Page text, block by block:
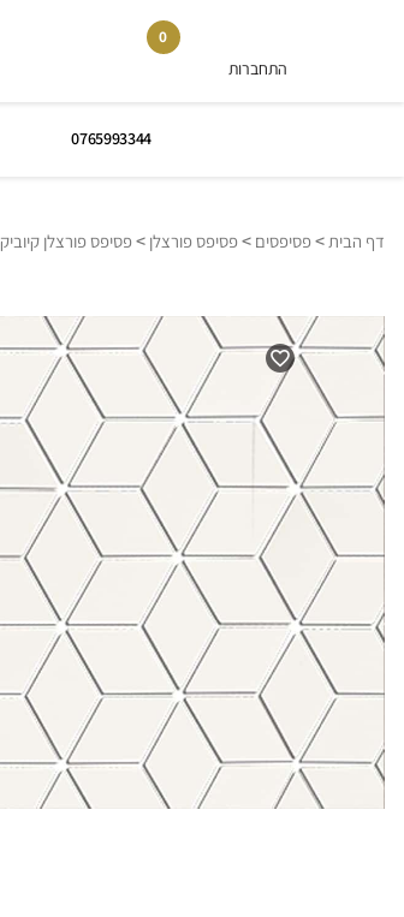
התחברות
0
0765993344
דף הבית>פסיפסים >פסיפס פורצלן >פסיפס פורצלן קיוביק